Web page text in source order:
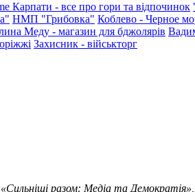
Карпати - все про гори та відпочинок
НМП "Грибовка" Коблево - Черное
Меду - магазин для бджолярів
Захисник - військторг
разом: Медіа та